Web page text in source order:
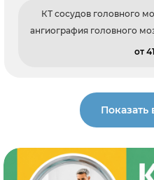
КТ сосудов головного
ангиография головного
от
Показать